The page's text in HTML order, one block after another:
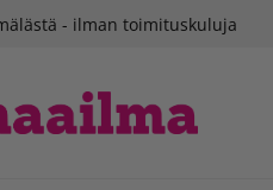
- ilman toimituskuluja